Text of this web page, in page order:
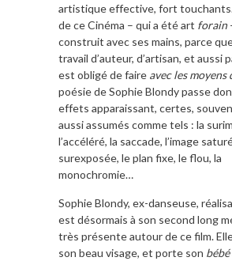
artistique effective, fort
de ce Cinéma – qui a été art forain
construit avec ses mains, parce que
travail d’auteur, d’artisan, et aussi
est obligé de faire avec les moyens
poésie de Sophie Blondy passe
effets apparaissant, certes,
aussi assumés comme tels : la
l’accéléré, la saccade, l’image
surexposée, le plan fixe, le flou, la
monochromie…
Sophie Blondy, ex-danseuse,
est désormais à son second long
très présente autour de ce film.
son beau visage, et porte son bébé